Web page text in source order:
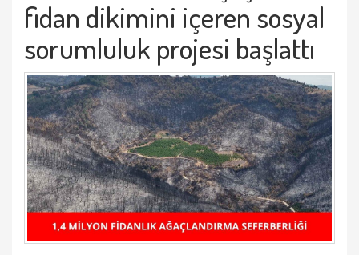
fidan dikimini içeren sosyal
sorumluluk projesi başlattı